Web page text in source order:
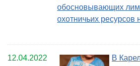
обосновывающих
охотничьих ресурсов
12.04.2022
В